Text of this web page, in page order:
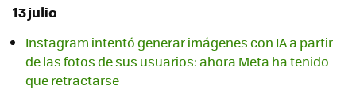
13 julio
Instagram intentó generar imágenes con IA a partir
de las fotos de sus usuarios: ahora Meta ha tenido
que retractarse